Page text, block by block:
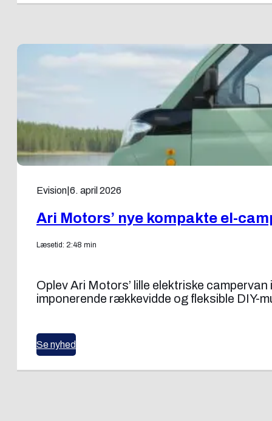
Evision 6. april 2026
Ari Motors’ nye kompakte el-
Læsetid: 2:48 min
Oplev Ari Motors’ lille elektriske
imponerende rækkevidde og fleksible DIY-
Se nyhed